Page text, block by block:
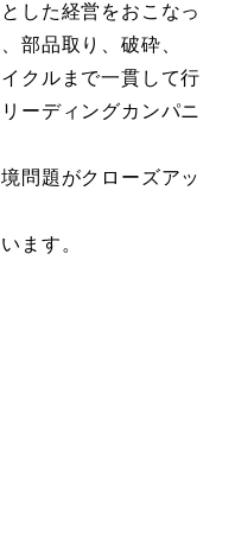
した経営をおこなっ
部品取り、破砕、
クルまで一貫して行
ーディングカンパニ
問題がクローズアッ
ます。